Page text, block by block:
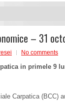
– 31
No comments
in primele 9
Carpatica (BCC)